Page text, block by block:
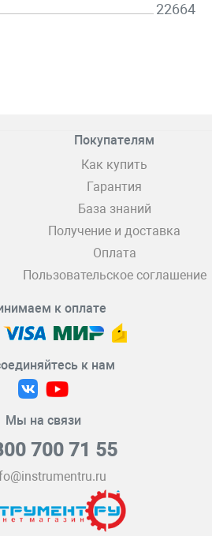
22664
Покупателям
Как купить
Гарантия
База знаний
Получение и доставка
Оплата
Пользовательское соглашение
к оплате
к нам
Мы на связи
700 71 55